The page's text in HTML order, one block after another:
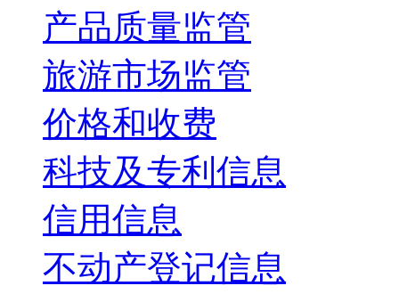
产品质量监管
旅游市场监管
价格和收费
科技及专利信息
信用信息
不动产登记信息